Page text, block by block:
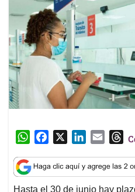
W
a
t
c
e
n
k
a
i
T
r
e
Hasta el 30 de junio hay